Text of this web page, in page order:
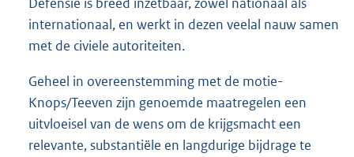
internationaal, en werkt in dezen veelal nauw samen
met de civiele autoriteiten.
Geheel in overeenstemming met de motie-
Knops/Teeven zijn genoemde maatregelen een
uitvloeisel van de wens om de krijgsmacht een
relevante, substantiële en langdurige bijdrage te